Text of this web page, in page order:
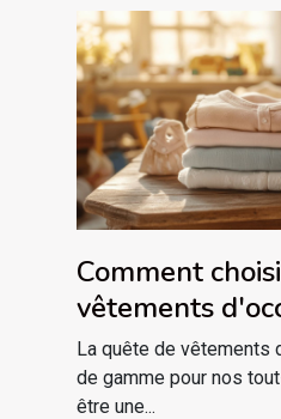
Comment
vêtements
pour bébé
La quête de vêtements
de gamme pour nos
être une...